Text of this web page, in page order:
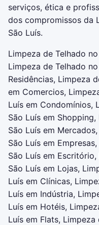
serviços, ética e
dos compromissos da
São Luís.
Limpeza de Telhado
Limpeza de Telhado
Residências, Limpeza
em Comercios,
Luís em Condomínios,
São Luís em
São Luís em
São Luís em
São Luís em
São Luís em Lojas,
Luís em Clínicas,
Luís em Indústria,
Luís em Hotéis,
Luís em Flats,